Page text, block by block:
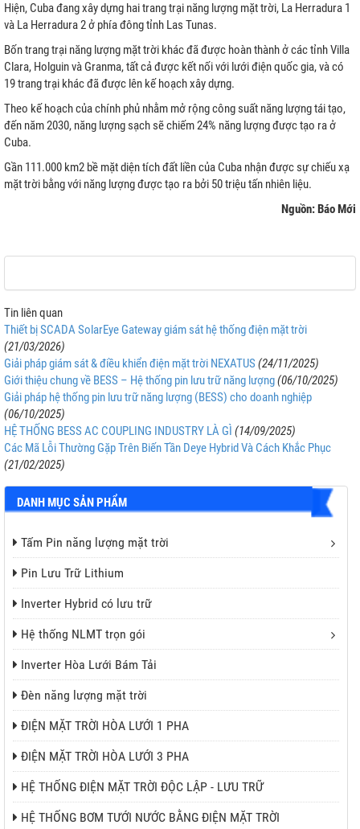
MẶT TRỜI
Hiện, Cuba đang xây dựng hai trang trại năng lượng mặt trời, La Herradura 1
và La Herradura 2 ở phía đông tỉnh Las Tunas.
Bốn trang trại năng lượng mặt trời khác đã được hoàn thành ở các tỉnh Villa
Clara, Holguin và Granma, tất cả được kết nối với lưới điện quốc gia, và có
19 trang trại khác đã được lên kế hoạch xây dựng.
Theo kế hoạch của chính phủ nhằm mở rộng công suất năng lượng tái tạo,
đến năm 2030, năng lượng sạch sẽ chiếm 24% năng lượng được tạo ra ở
Cuba.
Gần 111.000 km2 bề mặt diện tích đất liền của Cuba nhận được sự chiếu xạ
mặt trời bằng với năng lượng được tạo ra bởi 50 triệu tấn nhiên liệu.
Nguồn: Báo Mới
Tin liên quan
Thiết bị SCADA SolarEye Gateway giám sát hệ thống điện mặt trời
(21/03/2026)
Giải pháp giám sát & điều khiển điện mặt trời NEXATUS (24/11/2025)
Giới thiệu chung về BESS – Hệ thống pin lưu trữ năng lượng(06/10/2025)
Giải pháp hệ thống pin lưu trữ năng lượng (BESS) cho doanh nghiệp
(06/10/2025)
HỆ THỐNG BESS AC COUPLING INDUSTRY LÀ GÌ (14/09/2025)
Các Mã Lỗi Thường Gặp Trên Biến Tần Deye Hybrid Và Cách Khắc Phục
(21/02/2025)
DANH MỤC SẢN PHẨM
Tấm Pin năng lượng mặt trời
Pin Lưu Trữ Lithium
Inverter Hybrid có lưu trữ
Hệ thống NLMT trọn gói
Inverter Hòa Lưới Bám Tải
Đèn năng lượng mặt trời
ĐIỆN MẶT TRỜI HÒA LƯỚI 1 PHA
ĐIỆN MẶT TRỜI HÒA LƯỚI 3 PHA
HỆ THỐNG ĐIỆN MẶT TRỜI ĐỘC LẬP - LƯU TRỮ
HỆ THỐNG BƠM TƯỚI NƯỚC BẰNG ĐIỆN MẶT TRỜI